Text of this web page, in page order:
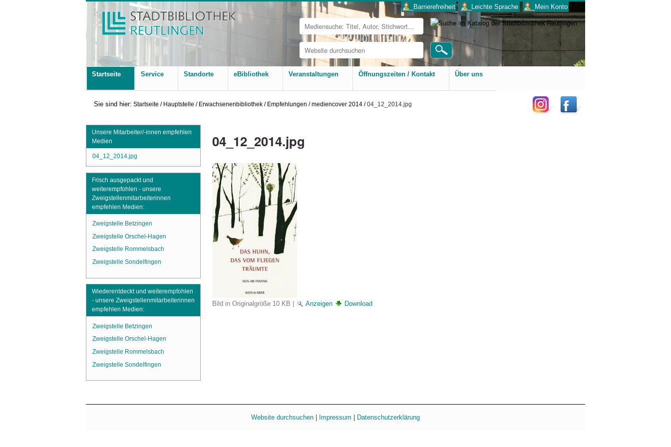
Website
durchsuchen
Erweiterte
Suche…
___Barrierefreiheit ___Leichte Sprache ___Mein Konto
Startseite Service Standorte eBibliothek Veranstaltungen Öffnungszeiten / Kontakt Über uns
Sie sind hier: Startseite / Hauptstelle / Erwachsenenbibliothek / Empfehlungen /mediencover 2014 /04_12_2014.jpg
04_12_2014.jpg
Bild in Originalgröße 10 KB Anzeigen Download
Unsere Mitarbeiter/-innen empfehlen
Medien
04_12_2014.jpg
Frisch ausgepackt und
weiterempfohlen - unsere
Zweigstellenmitarbeiterinnen
empfehlen Medien:
Zweigstelle Betzingen
Zweigstelle Orschel-Hagen
Zweigstelle Rommelsbach
Zweigstelle Sondelfingen
Wiederentdeckt und weiterempfohlen
- unsere Zweigstellenmitarbeiterinnen
empfehlen Medien:
Zweigstelle Betzingen
Zweigstelle Orschel-Hagen
Zweigstelle Rommelsbach
Zweigstelle Sondelfingen
Website durchsuchen Impressum Datenschutzerklärung